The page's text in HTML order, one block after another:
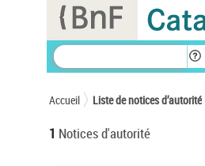
Accueil Liste de notices d’autorité
1 Notices d'autorité
Panneau de gestion des cookies